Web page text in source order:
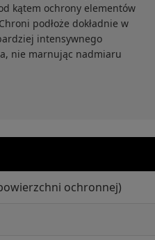
kątem ochrony elementów
podłoże dokładnie w
intensywnego
nie marnując nadmiaru
ochronnej)